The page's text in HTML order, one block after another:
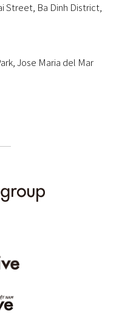
Street, Ba Dinh District,
Jose Maria del Mar